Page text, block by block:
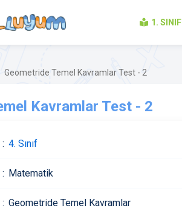
1. SINIF
Geometride Temel Kavramlar Test - 2
Kavramlar Test - 2
4. Sınıf
Matematik
Geometride Temel Kavramlar